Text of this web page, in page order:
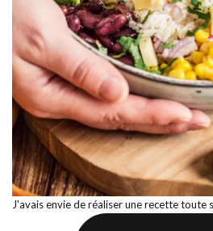
J'avais envie de réaliser une recette toute